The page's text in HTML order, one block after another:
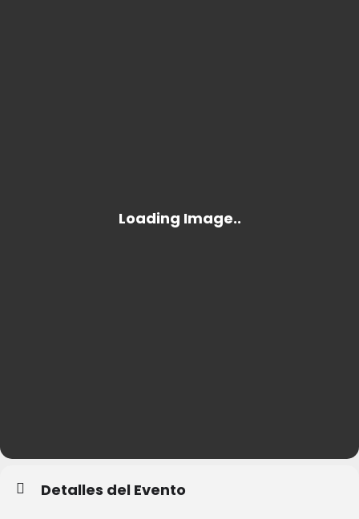
Detalles del Evento